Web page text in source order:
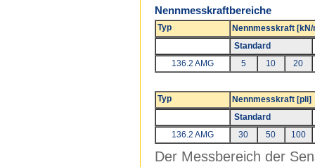
Nennmesskraftbereiche
Typ
Nennmesskraft
Standard
136.2 AMG
5 10 20
Typ
Nennmesskraft [pli]
Standard
136.2 AMG
30 50 100
Der Messbereich der